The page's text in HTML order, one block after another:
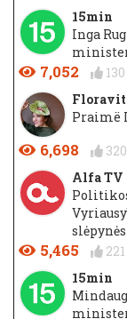
15min
Inga
7,052 130
Praimë
6,698 320
Alfa TV
slėpynės
5,465 221
15min